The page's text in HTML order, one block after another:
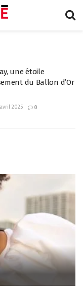
une étoile
du Ballon d’Or
2025 0